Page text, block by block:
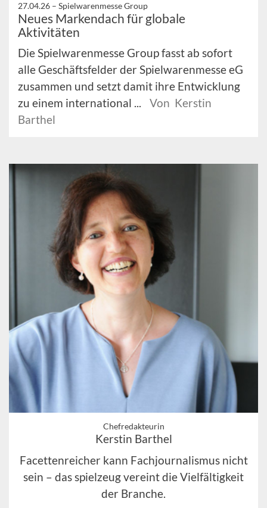
27.04.26 – Spielwarenmesse Group
Neues Markendach für globale
Aktivitäten
Die Spielwarenmesse Group fasst ab sofort
alle Geschäftsfelder der Spielwarenmesse eG
zusammen und setzt damit ihre Entwicklung
zu einem international ...
Von Kerstin
Barthel
Chefredakteurin
Kerstin Barthel
Facettenreicher kann Fachjournalismus nicht
sein – das spielzeug vereint die Vielfältigkeit
der Branche.